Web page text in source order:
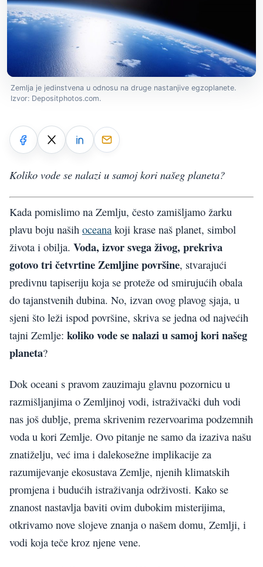
Zemlja je jedinstvena u odnosu na druge nastanjive egzoplanete.
Izvor: Depositphotos.com.
Koliko vode se nalazi u samoj kori našeg planeta?
Kada pomislimo na Zemlju, često zamišljamo žarku
plavu boju naših oceana koji krase naš planet, simbol
života i obilja. Voda, izvor svega živog, prekriva
gotovo tri četvrtine Zemljine površine, stvarajući
predivnu tapiseriju koja se proteže od smirujućih obala
do tajanstvenih dubina. No, izvan ovog plavog sjaja, u
sjeni što leži ispod površine, skriva se jedna od najvećih
tajni Zemlje: koliko vode se nalazi u samoj kori našeg
planeta?
Dok oceani s pravom zauzimaju glavnu pozornicu u
razmišljanjima o Zemljinoj vodi, istraživački duh vodi
nas još dublje, prema skrivenim rezervoarima podzemnih
voda u kori Zemlje. Ovo pitanje ne samo da izaziva našu
znatiželju, već ima i dalekosežne implikacije za
razumijevanje ekosustava Zemlje, njenih klimatskih
promjena i budućih istraživanja održivosti. Kako se
znanost nastavlja baviti ovim dubokim misterijima,
otkrivamo nove slojeve znanja o našem domu, Zemlji, i
vodi koja teče kroz njene vene.